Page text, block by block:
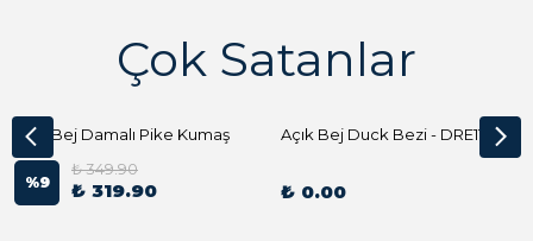
Çok Satanlar
Açık Bej Damalı Pike Kumaş
%9
₺ 349.90
₺ 319.90
Açık Bej Duck Bezi - DRE1144 Kumaş Peçete
₺ 0.00